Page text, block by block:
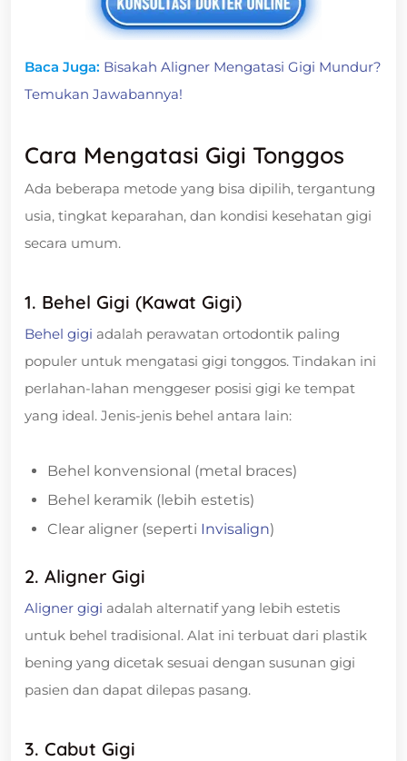
Baca Juga: Bisakah Aligner Mengatasi Gigi Mundur?
Temukan Jawabannya!
Cara Mengatasi Gigi Tonggos
Ada beberapa metode yang bisa dipilih, tergantung
usia, tingkat keparahan, dan kondisi kesehatan gigi
secara umum.
1. Behel Gigi (Kawat Gigi)
Behel gigi adalah perawatan ortodontik paling
populer untuk mengatasi gigi tonggos. Tindakan ini
perlahan-lahan menggeser posisi gigi ke tempat
yang ideal. Jenis-jenis behel antara lain:
Behel konvensional (metal braces)
Behel keramik (lebih estetis)
Clear aligner (seperti Invisalign)
2. Aligner Gigi
Aligner gigi adalah alternatif yang lebih estetis
untuk behel tradisional. Alat ini terbuat dari plastik
bening yang dicetak sesuai dengan susunan gigi
pasien dan dapat dilepas pasang.
3. Cabut Gigi